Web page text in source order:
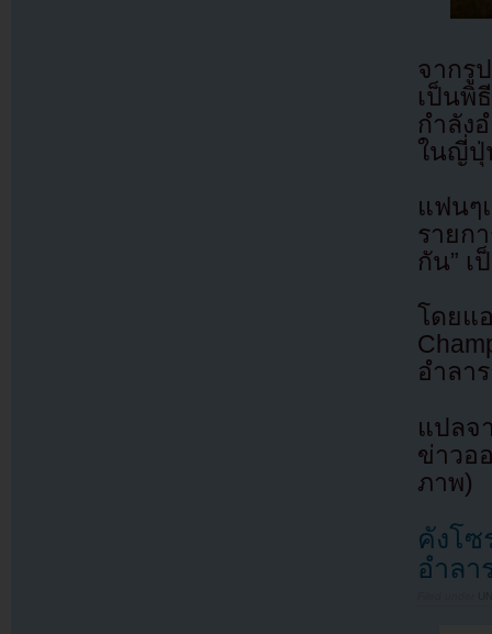
จากรู
เป็นพิ
กำลัง
ในญี่ปุ่
แฟนๆ
รายก
กัน” เ
โดยแ
อำลา
แปล
ข่าวอ
ภาพ)
คังโซ
อำลา